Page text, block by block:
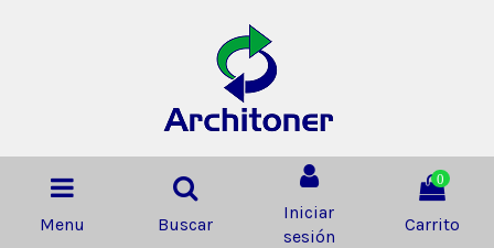
Menu Buscar
Iniciar
sesión
0
Carrito